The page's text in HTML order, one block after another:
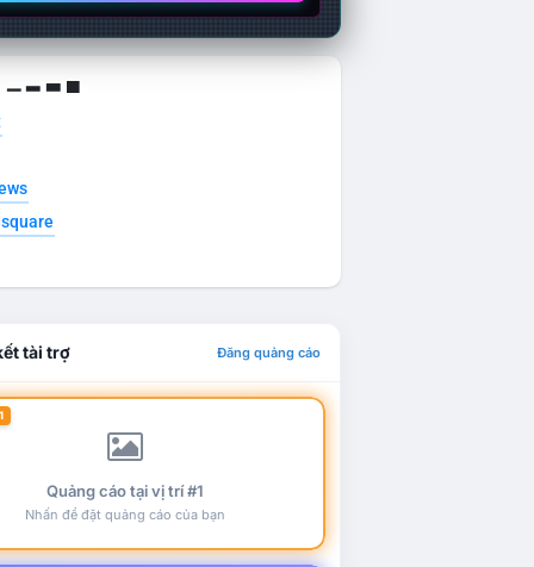
▁ ▂ ▃ ▄
tài trợ Đăng quảng cáo
Quảng cáo tại vị trí #1
Nhấn để đặt quảng cáo của bạn